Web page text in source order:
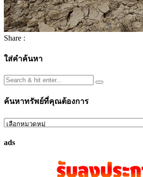
Share :
ใส่คำค้นหา
ค้นหาทรัพย์ที่คุณต้องการ
ค้นหา
ที่
ads